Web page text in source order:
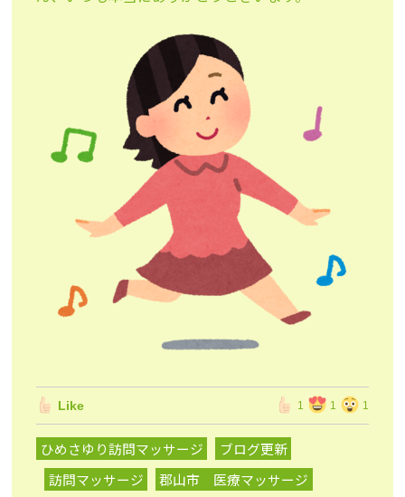
Like 1 1 1
ひめさゆり訪問マッサージ
ブログ更新
訪問マッサージ
郡山市 医療マッサージ